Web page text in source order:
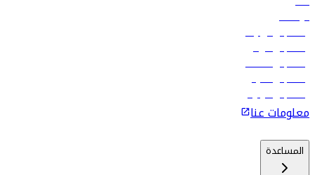
الوظائف
رحلات إلى تبيليسي
رحلات إلى الرياض
رحلات إلى مسقط
رحلات إلى ماليه
رحلات إلى كولومبو
معلومات عنا
المساعدة